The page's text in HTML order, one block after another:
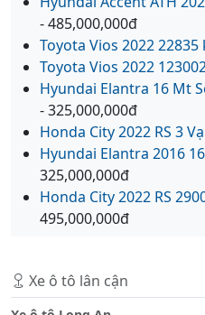
- 485,000,000đ
Toyota Vios 2022 22835
Toyota Vios 2022
Hyundai Elantra 16 Mt
- 325,000,000đ
Honda City 2022 RS 3
Hyundai Elantra 2016
325,000,000đ
Honda City 2022 RS
495,000,000đ
Xe ô tô lân cận